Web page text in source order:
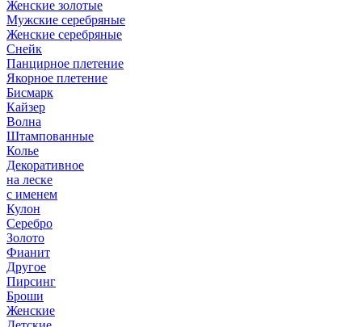
Женские золотые
Мужские серебряные
Женские серебряные
Снейк
Панцирное плетение
Якорное плетение
Бисмарк
Кайзер
Волна
Штампованные
Колье
Декоративное
на леске
с именем
Кулон
Серебро
Золото
Фианит
Другое
Пирсинг
Броши
Женские